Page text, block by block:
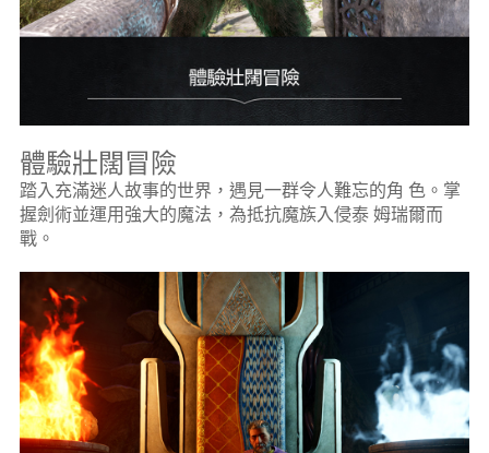
體驗壯闊冒險
踏入充滿迷人故事的世界，遇見一群令人難忘的角 色。掌
握劍術並運用強大的魔法，為抵抗魔族入侵泰 姆瑞爾而
戰。